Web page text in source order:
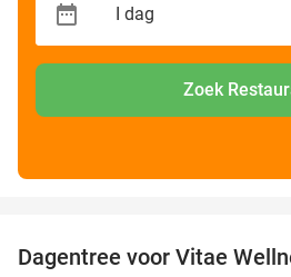
Zoek
Dagentree voor Vitae